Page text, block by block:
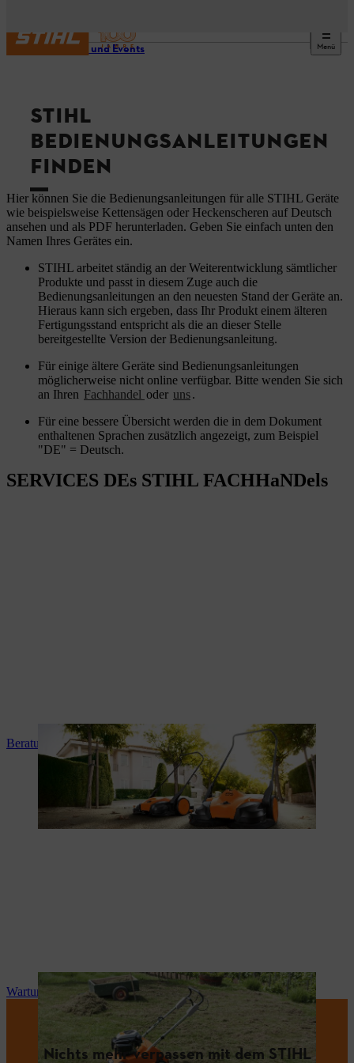
Menü
Service und Events
STIHL
BEDIENUNGSANLEITUNGEN
FINDEN
Hier können Sie die Bedienungsanleitungen für alle STIHL Geräte
wie beispielsweise Kettensägen oder Heckenscheren auf Deutsch
ansehen und als PDF herunterladen. Geben Sie einfach unten den
Namen Ihres Gerätes ein.
STIHL arbeitet ständig an der Weiterentwicklung sämtlicher
Produkte und passt in diesem Zuge auch die
Bedienungsanleitungen an den neuesten Stand der Geräte an.
Hieraus kann sich ergeben, dass Ihr Produkt einem älteren
Fertigungsstand entspricht als die an dieser Stelle
bereitgestellte Version der Bedienungsanleitung.
Für einige ältere Geräte sind Bedienungsanleitungen
möglicherweise nicht online verfügbar. Bitte wenden Sie sich
an Ihren Fachhandel oder uns.
Für eine bessere Übersicht werden die in dem Dokument
enthaltenen Sprachen zusätzlich angezeigt, zum Beispiel
"DE" = Deutsch.
SERVICES DEs STIHL FACHHaNDels
Beratung und Produkteinweisung
Wartung und Reparatur
Nichts mehr verpassen mit dem STIHL